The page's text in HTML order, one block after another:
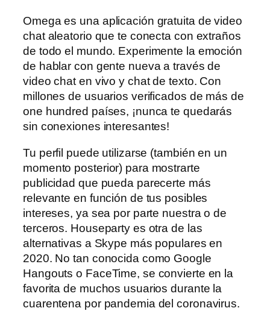
Omega es una aplicación gratuita de video
chat aleatorio que te conecta con extraños
de todo el mundo. Experimente la emoción
de hablar con gente nueva a través de
video chat en vivo y chat de texto. Con
millones de usuarios verificados de más de
one hundred países, ¡nunca te quedarás
sin conexiones interesantes!
Tu perfil puede utilizarse (también en un
momento posterior) para mostrarte
publicidad que pueda parecerte más
relevante en función de tus posibles
intereses, ya sea por parte nuestra o de
terceros. Houseparty es otra de las
alternativas a Skype más populares en
2020. No tan conocida como Google
Hangouts o FaceTime, se convierte en la
favorita de muchos usuarios durante la
cuarentena por pandemia del coronavirus.